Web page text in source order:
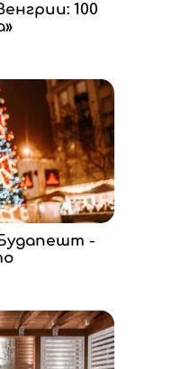
100
-